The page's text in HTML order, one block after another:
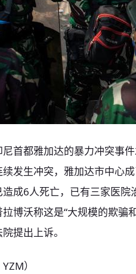
首都雅加达的暴力冲突事
续发生冲突，雅加达市中心
成6人死亡，已有三家医
博沃称这是“大规模的欺骗
提出上诉。
）